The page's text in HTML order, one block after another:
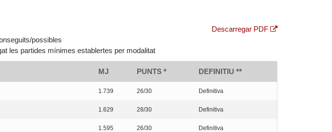
Descarregar PDF
possibles
les partides mínimes establertes per modalitat
MJ PUNTS * DEFINITIU **
1.739 26/30 Definitiva
1.629 28/30 Definitiva
1.595 26/30 Definitiva